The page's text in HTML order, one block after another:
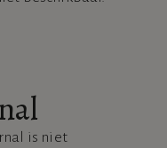
is niet